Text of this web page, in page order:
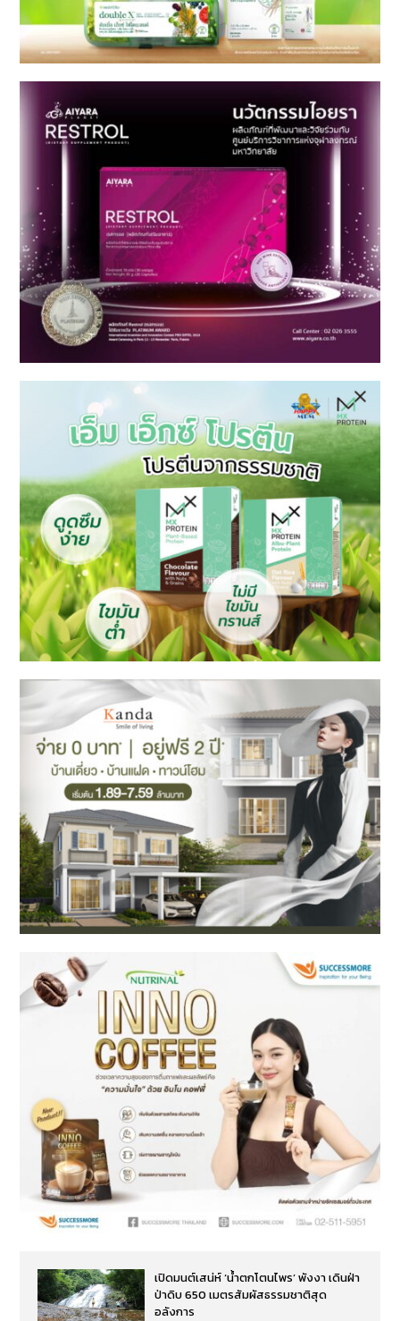
เปิดมนต์เสน่ห์ ‘น้ำตกโตนไพร’ พังงา เดินฝ่า
ป่าดิบ 650 เมตรสัมผัสธรรมชาติสุด
อลังการ